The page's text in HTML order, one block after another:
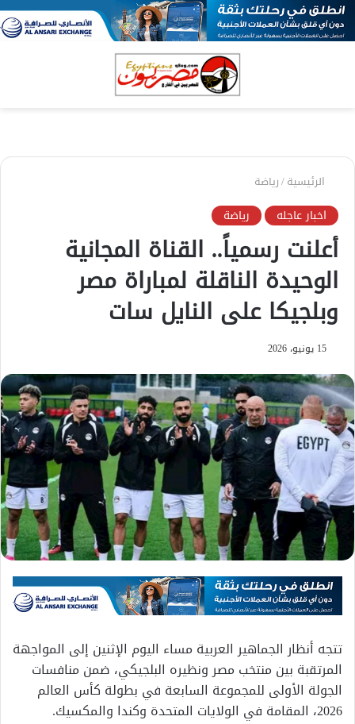
الرئيسية/رياضة
اخبار عاجله رياضة
أعلنت رسمياً.. القناة المجانية
الوحيدة الناقلة لمباراة مصر
وبلجيكا على النايل سات
15 يونيو، 2026
تتجه أنظار الجماهير العربية مساء اليوم الإثنين إلى المواجهة
المرتقبة بين منتخب مصر ونظيره البلجيكي، ضمن منافسات
الجولة الأولى للمجموعة السابعة في بطولة كأس العالم
2026، المقامة في الولايات المتحدة وكندا والمكسيك.